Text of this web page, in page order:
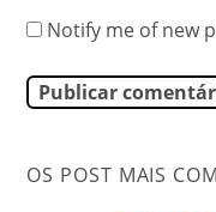
Notify me of new
OS POST MAIS